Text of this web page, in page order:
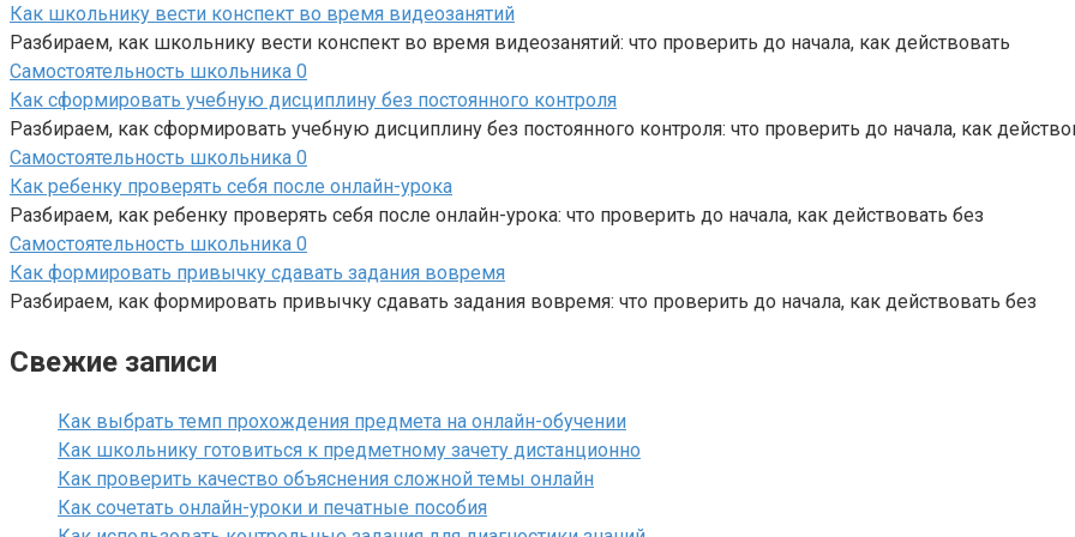
Как школьнику вести конспект во время видеозанятий
Разбираем, как школьнику вести конспект во время видеозанятий: что проверить до начала, как действовать
Самостоятельность школьника 0
Как сформировать учебную дисциплину без постоянного контроля
Разбираем, как сформировать учебную дисциплину без постоянного контроля: что проверить до начала, как
Самостоятельность школьника 0
Как ребенку проверять себя после онлайн-урока
Разбираем, как ребенку проверять себя после онлайн-урока: что проверить до начала, как действовать без
Самостоятельность школьника 0
Как формировать привычку сдавать задания вовремя
Разбираем, как формировать привычку сдавать задания вовремя: что проверить до начала, как действовать без
Свежие записи
Как выбрать темп прохождения предмета на онлайн-обучении
Как школьнику готовиться к предметному зачету дистанционно
Как проверить качество объяснения сложной темы онлайн
Как сочетать онлайн-уроки и печатные пособия